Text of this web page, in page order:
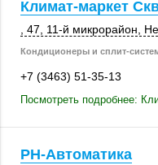
Климат-маркет
, 47 11-й микрорайон
Кондиционеры и сплит-
+7 (3463) 51-35-13
Посмотреть подробнее:
РН-Автоматика